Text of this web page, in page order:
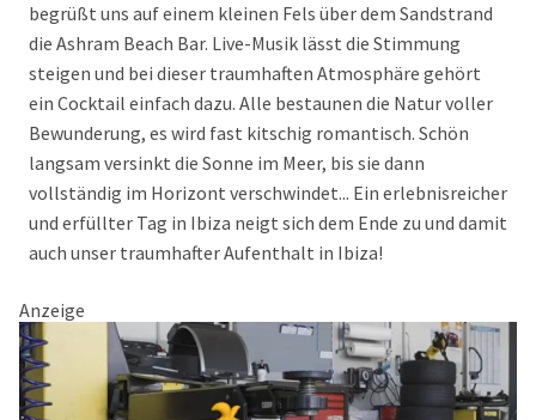
begrüßt uns auf einem kleinen Fels über dem Sandstrand
die Ashram Beach Bar. Live-Musik lässt die Stimmung
steigen und bei dieser traumhaften Atmosphäre gehört
ein Cocktail einfach dazu. Alle bestaunen die Natur voller
Bewunderung, es wird fast kitschig romantisch. Schön
langsam versinkt die Sonne im Meer, bis sie dann
vollständig im Horizont verschwindet... Ein erlebnisreicher
und erfüllter Tag in Ibiza neigt sich dem Ende zu und damit
auch unser traumhafter Aufenthalt in Ibiza!
Anzeige